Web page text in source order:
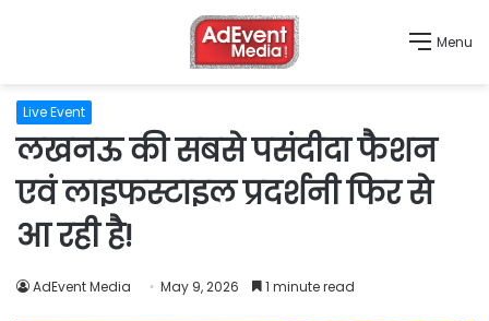
Menu
Live Event
लखनऊ की सबसे पसंदीदा फैशन
एवं लाइफस्टाइल प्रदर्शनी फिर से
आ रही है!
AdEvent Media May 9, 2026 1 minute read